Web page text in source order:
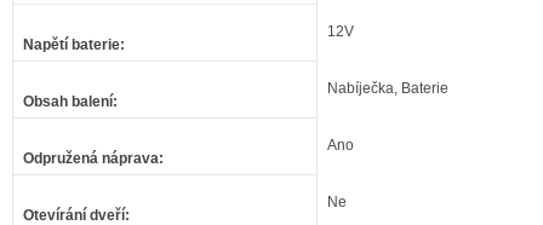
Napětí baterie:
12V
Obsah balení:
Nabíječka, Baterie
Odpružená náprava:
Ano
Otevírání dveří:
Ne